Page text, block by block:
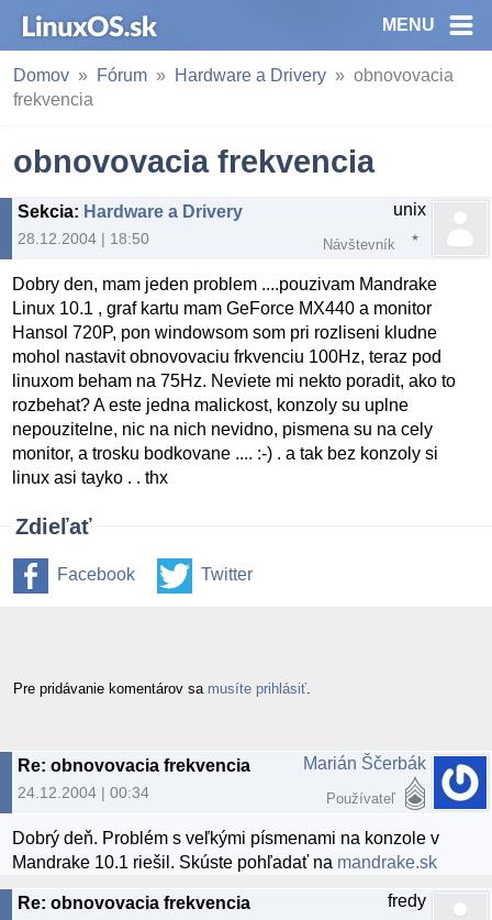
MENU
Domov Fórum Hardware a Drivery
obnovovacia
frekvencia
obnovovacia frekvencia
Sekcia: Hardware a Drivery
28.12.2004 | 18:50
unix
Návštevník
Dobry den, mam jeden problem ....pouzivam Mandrake
Linux 10.1 , graf kartu mam GeForce MX440 a monitor
Hansol 720P, pon windowsom som pri rozliseni kludne
mohol nastavit obnovovaciu frkvenciu 100Hz, teraz pod
linuxom beham na 75Hz. Neviete mi nekto poradit, ako to
rozbehat? A este jedna malickost, konzoly su uplne
nepouzitelne, nic na nich nevidno, pismena su na cely
monitor, a trosku bodkovane .... :-) . a tak bez konzoly si
linux asi tayko . . thx
Zdieľať
Facebook Twitter
Pre pridávanie komentárov sa musíte prihlásiť
Re: obnovovacia frekvencia
24.12.2004 | 00:34
Marián Ščerbák
Používateľ
Dobrý deň. Problém s veľkými písmenami na konzole v
Mandrake 10.1 riešil. Skúste pohľadať na mandrake.sk
Re: obnovovacia frekvencia fredy